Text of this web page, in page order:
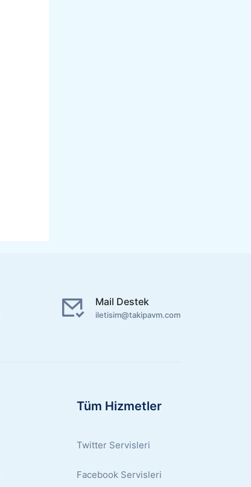
Mail Destek
iletisim@takipavm.com
Tüm Hizmetler
Twitter Servisleri
Facebook Servisleri